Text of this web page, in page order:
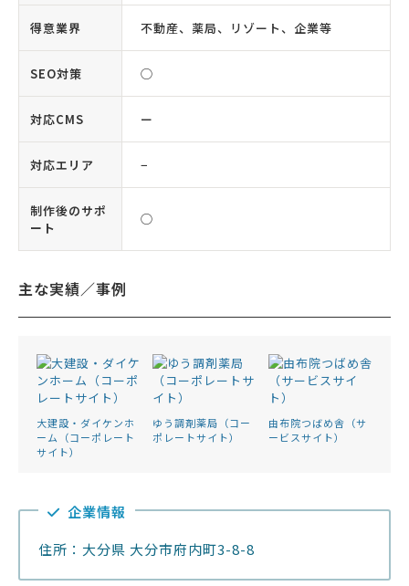
得意業界 不動産、薬局、リゾート、企業等
SEO対策 ◯
対応CMS ー
対応エリア −
制作後のサポ
ート
◯
主な実績／事例
大建設・ダイケンホ
ーム（コーポレート
サイト）
ゆう調剤薬局（コー
ポレートサイト）
由布院つばめ舎（サ
ービスサイト）
企業情報
住所：大分県 大分市府内町3-8-8